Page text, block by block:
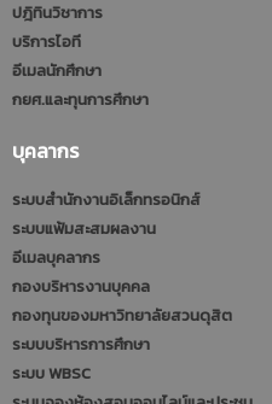
ปฎิทินวิชาการ
บริการไอที
อีเมลนักศึกษา
กยศ.และทุนการศึกษา
บุคลากร
ระบบสำนักงานอิเล็กทรอนิกส์
ระบบแฟ้มสะสมผลงาน
อีเมลบุคลากร
กองบริหารงานบุคคล
กองทุนของมหาวิทยาลัยสวนดุสิต
ระบบบริหารการศึกษา
ระบบ WBSC